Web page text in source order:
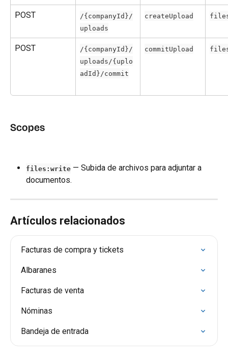
POST
/{companyId}/
uploads
createUpload
POST
/{companyId}/
uploads/{uplo
adId}/commit
commitUpload
Scopes
files:write — Subida de archivos para adjuntar a
documentos.
Artículos relacionados
Facturas de compra y tickets
Albaranes
Facturas de venta
Nóminas
Bandeja de entrada